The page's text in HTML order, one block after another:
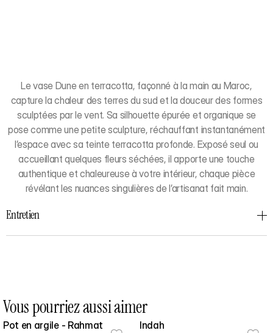
Le vase Dune en terracotta, façonné à la main au Maroc,
capture la chaleur des terres du sud et la douceur des formes
sculptées par le vent. Sa silhouette épurée et organique se
pose comme une petite sculpture, réchauffant instantanément
l’espace avec sa teinte terracotta profonde. Exposé seul ou
accueillant quelques fleurs séchées, il apporte une touche
authentique et chaleureuse à votre intérieur, chaque pièce
révélant les nuances singulières de l’artisanat fait main.
Entretien
Vous pourriez aussi aimer
Pot en argile - Rahmat
Indah